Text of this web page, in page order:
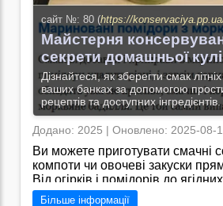
сайт №: 80 (https://
Майстерня
секрети домашньої
Дізнайтеся, як зберегти смак
ваших банках за допомогою
рецептів та доступних інгредієнтів.
Додано: 2025 | Оновлено: 2025-08-
Ви можете приготувати смачні
компоти чи овочеві закуски
Від огірків і помідорів до
домашня консервація не лише
Більше інформації